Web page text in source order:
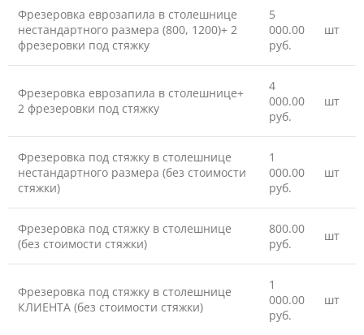
Фрезеровка еврозапила в столешнице
нестандартного размера (800, 1200)+ 2
фрезеровки под стяжку
5
000.00
руб.
шт
Фрезеровка еврозапила в столешнице+
2 фрезеровки под стяжку
4
000.00
руб.
шт
Фрезеровка под стяжку в столешнице
нестандартного размера (без стоимости
стяжки)
1
000.00
руб.
шт
Фрезеровка под стяжку в столешнице
(без стоимости стяжки)
800.00
руб.
шт
Фрезеровка под стяжку в столешнице
КЛИЕНТА (без стоимости стяжки)
1
000.00
руб.
шт